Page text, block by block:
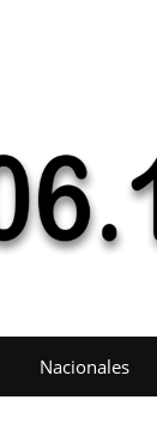
Nacionales